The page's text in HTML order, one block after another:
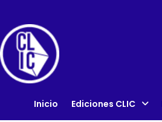
Inicio Ediciones CLIC